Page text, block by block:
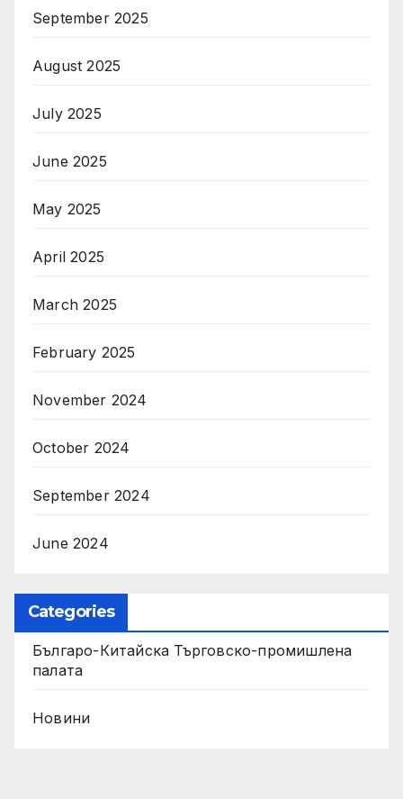
September 2025
August 2025
July 2025
June 2025
May 2025
April 2025
March 2025
February 2025
November 2024
October 2024
September 2024
June 2024
Categories
Българо-Китайска Търговско-промишлена
палaта
Новини